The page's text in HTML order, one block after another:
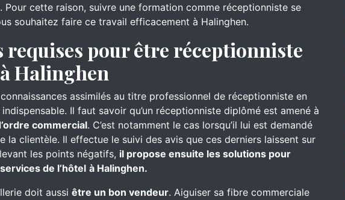
Pour cette raison, suivre une formation comme réceptionniste se
souhaitez faire ce travail efficacement à Halinghen.
requises pour être réceptionniste
Halinghen
assimilés au titre professionnel de réceptionniste en
Il faut savoir qu’un réceptionniste diplômé est amené à
commercial. C’est notamment le cas lorsqu’il lui est demandé
la clientèle. Il effectue le suivi des avis que ces derniers laissent sur
les points négatifs, il propose ensuite les solutions pour
de l’hôtel à Halinghen.
doit aussi être un bon vendeur. Aiguiser sa fibre commerciale